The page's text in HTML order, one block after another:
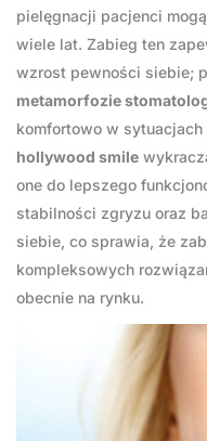
pielęgnacji pacjenci
wiele lat. Zabieg ten
wzrost pewności siebie;
metamorfozie
komfortowo w
hollywood smile
one do lepszego
stabilności zgryzu oraz
siebie, co sprawia, że
kompleksowych
obecnie na rynku.